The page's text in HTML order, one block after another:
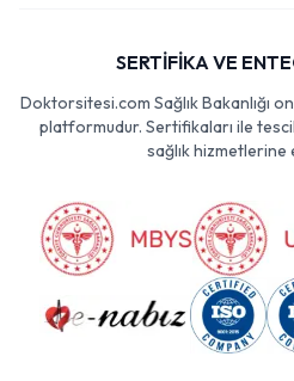
SERTİFİKA VE
Doktorsitesi.com Sağlık Bakanlığı
platformudur. Sertifikaları ile
sağlık hizmetlerine